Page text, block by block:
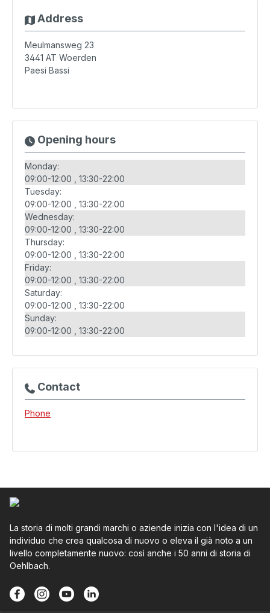
Address
Meulmansweg 23
3441 AT Woerden
Paesi Bassi
Opening hours
Monday:
09:00-12:00
13:30-22:00
Tuesday:
09:00-12:00
13:30-22:00
Wednesday:
09:00-12:00
13:30-22:00
Thursday:
09:00-12:00
13:30-22:00
Friday:
09:00-12:00
13:30-22:00
Saturday:
09:00-12:00
13:30-22:00
Sunday:
09:00-12:00
13:30-22:00
Contact
Phone
La storia di molti grandi marchi o aziende inizia con l'idea di un
individuo che crea qualcosa di nuovo o eleva il già noto a un
livello completamente nuovo: così anche i 50 anni di storia di
Oehlbach.